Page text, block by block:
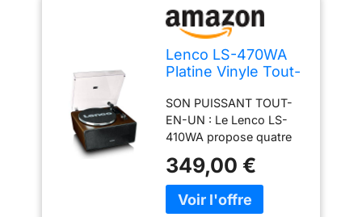
Lenco LS-470WA
Platine Vinyle Tout-
Parleurs Intégrés
(80W), Bluetooth,
Entraînement par
Courroie, et Cellule
Audio Technica -
Finition Noix
Élégante
SON PUISSANT TOUT-
EN-UN : Le Lenco LS-
410WA propose quatre
une puissance totale de
80 watts (2×30W +
2×10W) – pour un son
349,00 €